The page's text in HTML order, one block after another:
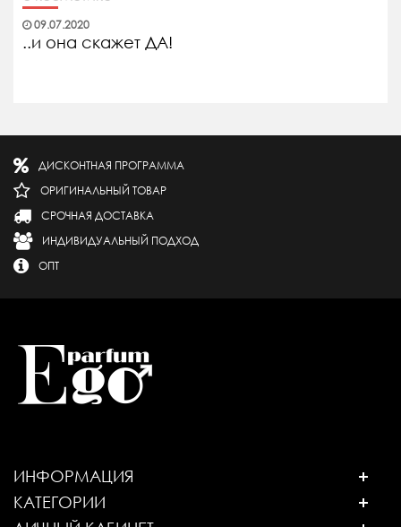
09.07.2020
..и она скажет ДА!
ДИСКОНТНАЯ ПРОГРАММА
ОРИГИНАЛЬНЫЙ ТОВАР
СРОЧНАЯ ДОСТАВКА
ИНДИВИДУАЛЬНЫЙ ПОДХОД
ОПТ
ИНФОРМАЦИЯ
КАТЕГОРИИ